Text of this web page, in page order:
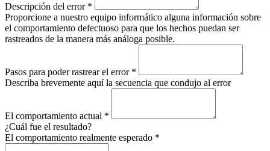
Descripción del error *
Proporcione a nuestro equipo informático alguna información sobre
el comportamiento defectuoso para que los hechos puedan ser
rastreados de la manera más análoga posible.
Pasos para poder rastrear el error *
Describa brevemente aquí la secuencia que condujo al error
El comportamiento actual *
¿Cuál fue el resultado?
El comportamiento realmente esperado *